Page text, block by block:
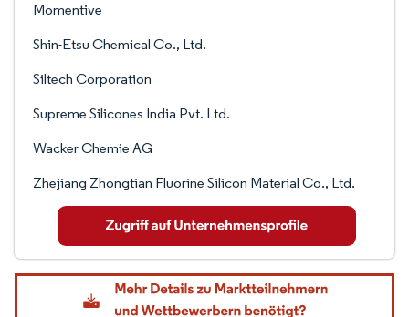
Momentive
Shin-Etsu Chemical Co., Ltd.
Siltech Corporation
Supreme Silicones India Pvt. Ltd.
Wacker Chemie AG
Zhejiang Zhongtian Fluorine Silicon Material Co., Ltd.